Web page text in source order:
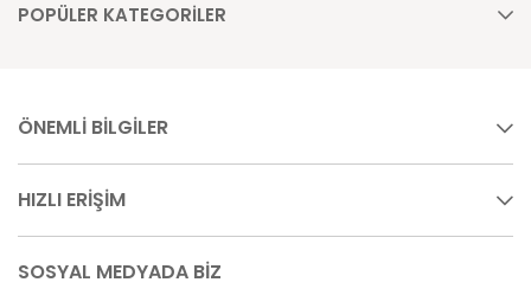
POPÜLER KATEGORİLER
ÖNEMLİ BİLGİLER
HIZLI ERİŞİM
SOSYAL MEDYADA BİZ